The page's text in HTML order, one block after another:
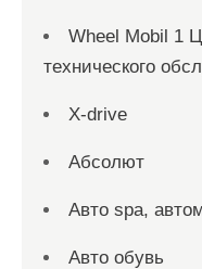
Wheel Mobil 1
технического
X-drive
Абсолют
Авто spa,
Авто обувь